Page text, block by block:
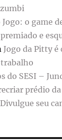
o game
e
Jogo da Pitty é
do SESI –
prédio da
Divulgue seu